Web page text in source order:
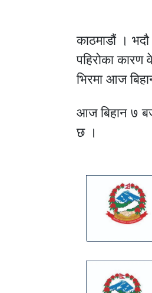
काठमाडौं ।
पहिरोका कारण
भिरमा आज
आज बिहान ७
छ ।